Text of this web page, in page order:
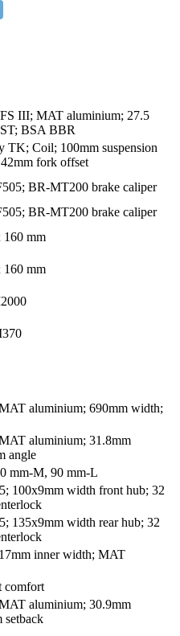
III; MAT aluminium; 27.5
BSA BBR
TK; Coil; 100mm suspension
fork offset
BR-MT200 brake caliper
BR-MT200 brake caliper
160 mm
160 mm
aluminium; 690mm width;
aluminium; 31.8mm
angle
mm-M, 90 mm-L
100x9mm width front hub; 32
135x9mm width rear hub; 32
inner width; MAT
comfort
aluminium; 30.9mm
setback